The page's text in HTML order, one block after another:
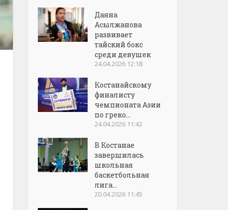
Даяна
Асылжанова
развивает
тайский бокс
среди девушек
24.04.2026 12:18
Костанайскому
финалисту
чемпионата Азии
по греко...
24.04.2026 11:42
В Костанае
завершилась
школьная
баскетбольная
лига...
20.04.2026 11:45